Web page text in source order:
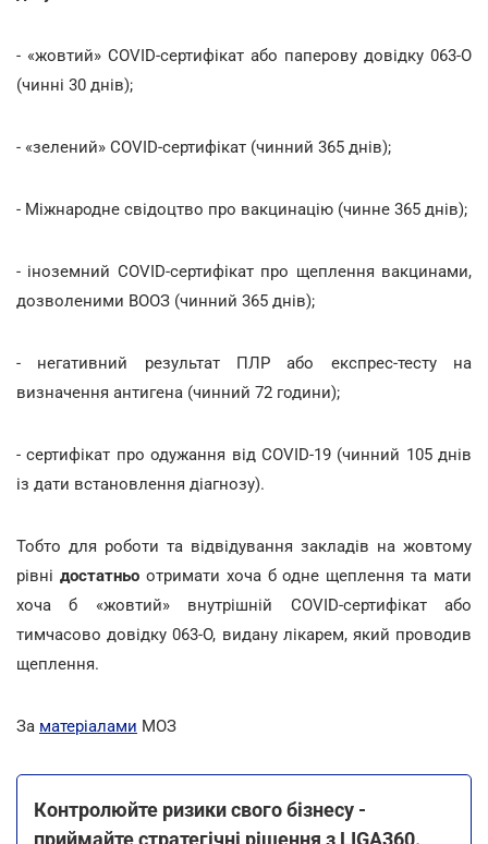
- «жовтий» COVID-сертифікат або паперову довідку 063-О
(чинні 30 днів);
- «зелений» COVID-сертифікат (чинний 365 днів);
- Міжнародне свідоцтво про вакцинацію (чинне 365 днів);
- іноземний COVID-сертифікат про щеплення вакцинами,
дозволеними ВООЗ (чинний 365 днів);
- негативний результат ПЛР або експрес-тесту на
визначення антигена (чинний 72 години);
- сертифікат про одужання від COVID-19 (чинний 105 днів
із дати встановлення діагнозу).
Тобто для роботи та відвідування закладів на жовтому
рівні достатньо отримати хоча б одне щеплення та мати
хоча б «жовтий» внутрішній COVID-сертифікат або
тимчасово довідку 063-О, видану лікарем, який проводив
щеплення.
За матеріалами МОЗ
Контролюйте ризики свого бізнесу -
приймайте стратегічні рішення з LIGA360.